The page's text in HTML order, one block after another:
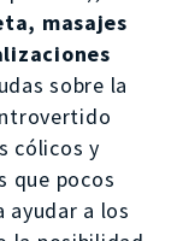
masajes
sobre la
cólicos y
que pocos
ayudar a los